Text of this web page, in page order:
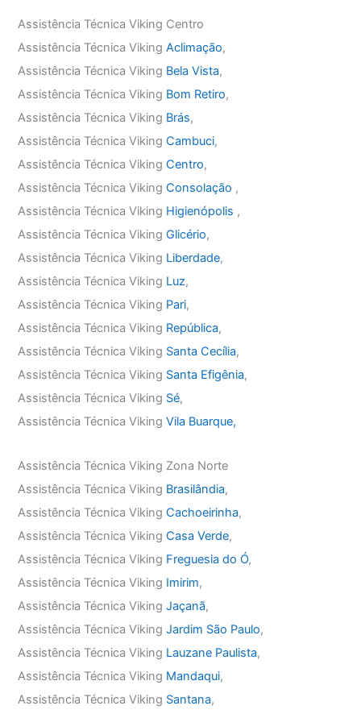
Assistência Técnica Viking Centro
Assistência Técnica VikingAclimação,
Assistência Técnica Viking Bela Vista,
Assistência Técnica Viking Bom Retiro,
Assistência Técnica Viking Brás,
Assistência Técnica VikingCambuci,
Assistência Técnica VikingCentro,
Assistência Técnica VikingConsolação ,
Assistência Técnica Viking Higienópolis ,
Assistência Técnica VikingGlicério,
Assistência Técnica Viking Liberdade,
Assistência Técnica Viking Luz,
Assistência Técnica Viking Pari,
Assistência Técnica Viking República,
Assistência Técnica Viking Santa Cecília,
Assistência Técnica Viking Santa Efigênia,
Assistência Técnica Viking Sé,
Assistência Técnica VikingVila Buarque,
Assistência Técnica Viking Zona Norte
Assistência Técnica Viking Brasilândia,
Assistência Técnica VikingCachoeirinha,
Assistência Técnica VikingCasa Verde,
Assistência Técnica Viking Freguesia do Ó,
Assistência Técnica Viking Imirim,
Assistência Técnica VikingJaçanã,
Assistência Técnica VikingJardim São Paulo,
Assistência Técnica Viking Lauzane Paulista,
Assistência Técnica Viking Mandaqui,
Assistência Técnica Viking Santana,